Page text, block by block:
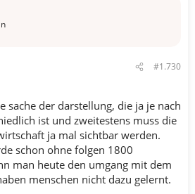
#1.730
sache der darstellung, die ja je nach
ist und zweitestens muss die
ja mal sichtbar werden.
schon ohne folgen 1800
man heute den umgang mit dem
menschen nicht dazu gelernt.